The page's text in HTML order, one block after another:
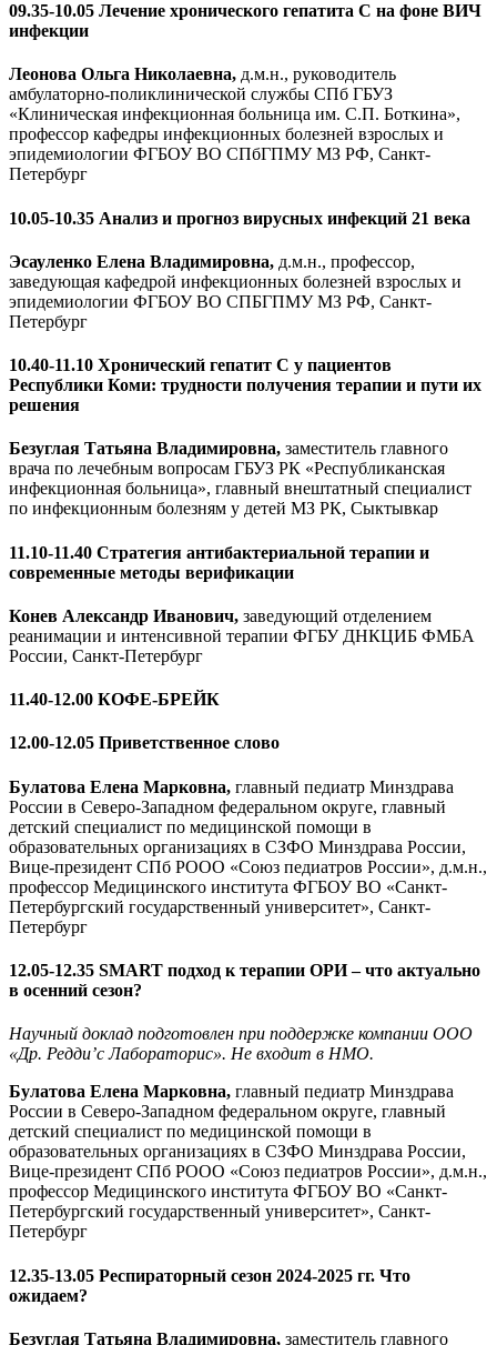
09.35-10.05 Лечение хронического гепатита С на фоне ВИЧ
инфекции
Леонова Ольга Николаевна, д.м.н., руководитель
амбулаторно-поликлинической службы СПб ГБУЗ
«Клиническая инфекционная больница им. С.П. Боткина»,
профессор кафедры инфекционных болезней взрослых и
эпидемиологии ФГБОУ ВО СПбГПМУ МЗ РФ, Санкт-
Петербург
10.05-10.35 Анализ и прогноз вирусных инфекций 21 века
Эсауленко Елена Владимировна, д.м.н., профессор,
заведующая кафедрой инфекционных болезней взрослых и
эпидемиологии ФГБОУ ВО СПБГПМУ МЗ РФ, Санкт-
Петербург
10.40-11.10 Хронический гепатит С у пациентов
Республики Коми: трудности получения терапии и пути их
решения
Безуглая Татьяна Владимировна, заместитель главного
врача по лечебным вопросам ГБУЗ РК «Республиканская
инфекционная больница», главный внештатный специалист
по инфекционным болезням у детей МЗ РК, Сыктывкар
11.10-11.40 Стратегия антибактериальной терапии и
современные методы верификации
Конев Александр Иванович, заведующий отделением
реанимации и интенсивной терапии ФГБУ ДНКЦИБ ФМБА
России, Санкт-Петербург
11.40-12.00 КОФЕ-БРЕЙК
12.00-12.05 Приветственное слово
Булатова Елена Марковна, главный педиатр Минздрава
России в Северо-Западном федеральном округе, главный
детский специалист по медицинской помощи в
образовательных организациях в СЗФО Минздрава России,
Вице-президент СПб РООО «Союз педиатров России», д.м.н.,
профессор Медицинского института ФГБОУ ВО «Санкт-
Петербургский государственный университет», Санкт-
Петербург
12.05-12.35 SMART подход к терапии ОРИ – что актуально
в осенний сезон?
Научный доклад подготовлен при поддержке компании ООО
«Др. Редди’с Лабораториc». Не входит в НМО.
Булатова Елена Марковна, главный педиатр Минздрава
России в Северо-Западном федеральном округе, главный
детский специалист по медицинской помощи в
образовательных организациях в СЗФО Минздрава России,
Вице-президент СПб РООО «Союз педиатров России», д.м.н.,
профессор Медицинского института ФГБОУ ВО «Санкт-
Петербургский государственный университет», Санкт-
Петербург
12.35-13.05 Респираторный сезон 2024-2025 гг. Что
ожидаем?
Безуглая Татьяна Владимировна, заместитель главного